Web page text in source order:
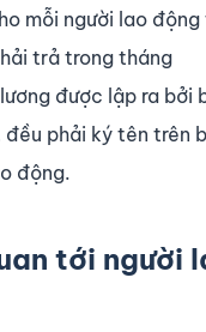
mỗi người lao
trả trong tháng
được lập ra bởi
phải ký tên trên
động.
tới người